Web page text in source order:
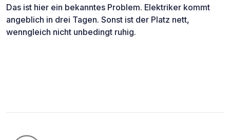
Das ist hier ein bekanntes Problem. Elektriker kommt
angeblich in drei Tagen. Sonst ist der Platz nett,
wenngleich nicht unbedingt ruhig.